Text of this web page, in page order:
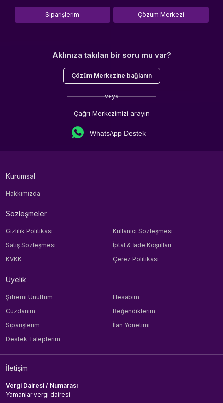
Siparişlerim Çözüm Merkezi
Aklınıza takılan bir soru mu var?
Çözüm Merkezine bağlanın
veya
Çağrı Merkezimizi arayın
WhatsApp Destek
Kurumsal
Hakkımızda
Sözleşmeler
Gizlilik Politikası
Kullanıcı Sözleşmesi
Satış Sözleşmesi
İptal & İade Koşulları
KVKK
Çerez Politikası
Üyelik
Şifremi Unuttum
Hesabım
Cüzdanım
Beğendiklerim
Siparişlerim
İlan Yönetimi
Destek Taleplerim
İletişim
Vergi Dairesi / Numarası
Yamanlar vergi dairesi